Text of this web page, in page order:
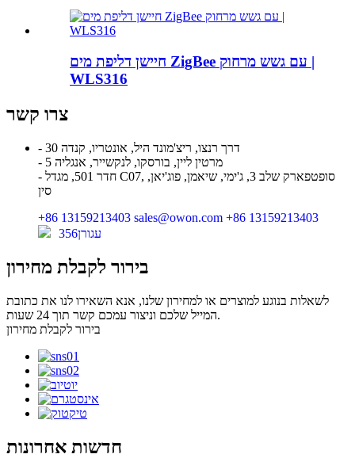
חיישן דליפת מים ZigBee עם גשש מרחוק |
WLS316
צרו קשר
- 30 דרך רנצו, ריצ'מונד היל, אונטריו, קנדה
- 5 מרטין ליין, בורסקו, לנקשייר, אנגליה
- חדר 501, מגדל C07, סופטפארק שלב 3, ג'ימי, שיאמן, פוג'יאן,
סין
+86 13159213403 sales@owon.com +86 13159213403
עגורן356
בירור לקבלת מחירון
לשאלות בנוגע למוצרים או למחירון שלנו, אנא השאירו לנו את כתובת
המייל שלכם וניצור עמכם קשר תוך 24 שעות.
בירור לקבלת מחירון
חדשות אחרונות